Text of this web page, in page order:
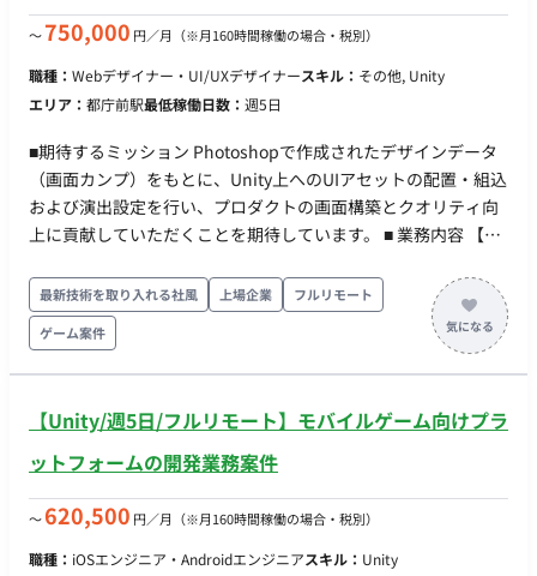
とハードウェアを繋ぐインターフェース・APIの開発を行いま
品」から商業施設や一般家庭で稼働する「製品」へ進化させる
ため、バックエンドシステム全体の可用性・メンテナンス性・
エンジニア ・エンジニアリングマネージャー ※各職種の具体的
な人数は確認中です。 ■ 開発環境 FW：Unity, Unreal Engine
(UE), ROS, ROS2
〜750,000 円／月 （※月160時間稼働の場合・税別）
職種： Webデザイナー・UI/UXデザイナースキル： その他, Unity
エリア： 都庁前駅最低稼働日数： 週5日
■期待するミッション Photoshopで作成されたデザインデータ
（画面カンプ）をもとに、Unity上へのUIアセットの配置・組込
および演出設定を行い、プロダクトの画面構築とクオリティ向
上に貢献していただくことを期待しています。 ■ 業務内容 【ア
パーツ切り出し・アセット化 【Unityへの配置・組込】 切り出
したパーツをUnityへ取り込み、UI画面として配置・調整 【UI
アニメーション制作】 必要に応じた簡単なUIアニメーションの
設定 ■働き方 ・フルリモートでのご勤務についても相談可能で
の状況によっては出社をお願いする場合がございます
最新技術を取り入れる社風 上場企業
フルリモート
ゲーム案件
【Unity/週5日/フルリモート】モバイルゲーム向けプラ
ットフォームの開発業務案件
〜620,500 円／月 （※月160時間稼働の場合・税別）
職種： iOSエンジニア・Androidエンジニアスキル： Unity